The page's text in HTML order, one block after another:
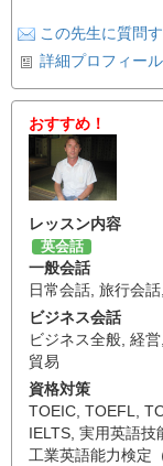
この先生に質問
詳細プロフィー
おすすめ！
レッスン内容
英会話
一般会話
日常会話 旅行会話
ビジネス会話
ビジネス全般 経営
貿易
資格対策
TOEIC TOEFL
IELTS 実用英語技
工業英語能力検定